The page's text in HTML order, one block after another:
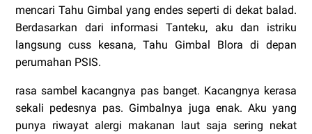
mencari Tahu Gimbal yang endes seperti di dekat balad.
Berdasarkan dari informasi Tanteku, aku dan istriku
langsung cuss kesana, Tahu Gimbal Blora di depan
perumahan PSIS.
rasa sambel kacangnya pas banget. Kacangnya kerasa
sekali pedesnya pas. Gimbalnya juga enak. Aku yang
punya riwayat alergi makanan laut saja sering nekat